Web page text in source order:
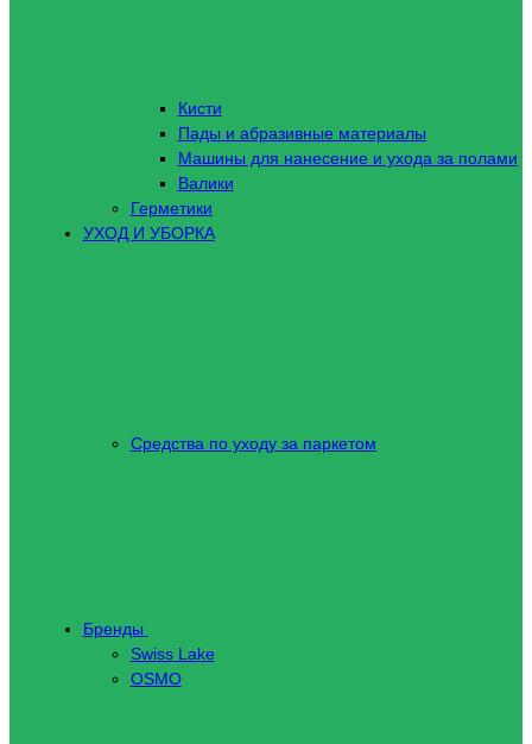
Кисти
Пады и абразивные материалы
Машины для нанесение и ухода за полами
Валики
Герметики
УХОД И УБОРКА
Средства по уходу за паркетом
Бренды
Swiss Lake
OSMO